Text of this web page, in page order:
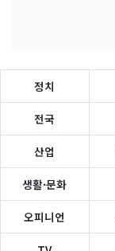
정치
전국
산업
생활·문화
오피니언